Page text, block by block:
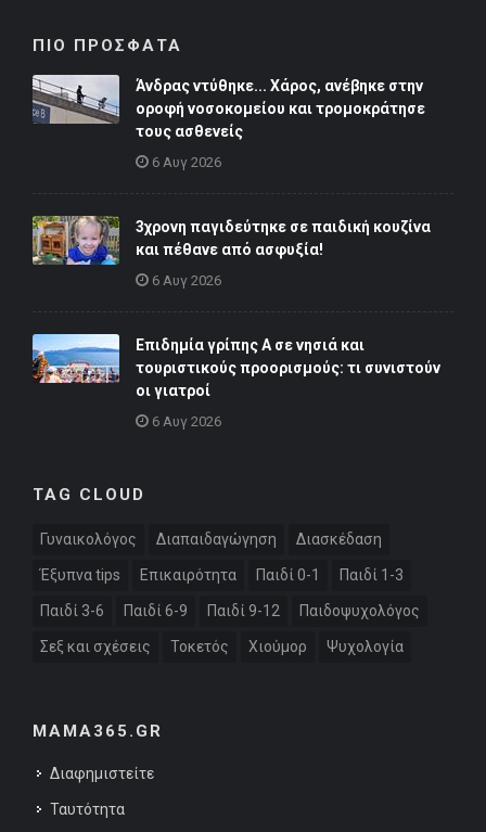
ΠΙΟ ΠΡΟΣΦΑΤΑ
Άνδρας ντύθηκε... Χάρος, ανέβηκε στην
οροφή νοσοκομείου και τρομοκράτησε
τους ασθενείς
6 Αυγ 2026
3χρονη παγιδεύτηκε σε παιδική κουζίνα
και πέθανε από ασφυξία!
6 Αυγ 2026
Επιδημία γρίπης Α σε νησιά και
τουριστικούς προορισμούς: τι συνιστούν
οι γιατροί
6 Αυγ 2026
TAG CLOUD
Γυναικολόγος Διαπαιδαγώγηση Διασκέδαση
Έξυπνα tips Επικαιρότητα Παιδί 0-1 Παιδί 1-3
Παιδί 3-6 Παιδί 6-9 Παιδί 9-12 Παιδοψυχολόγος
Σεξ και σχέσεις Τοκετός Χιούμορ Ψυχολογία
MAMA365.GR
Διαφημιστείτε
Ταυτότητα